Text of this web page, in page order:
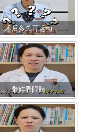
术后多久可运动
带娃看眼睛